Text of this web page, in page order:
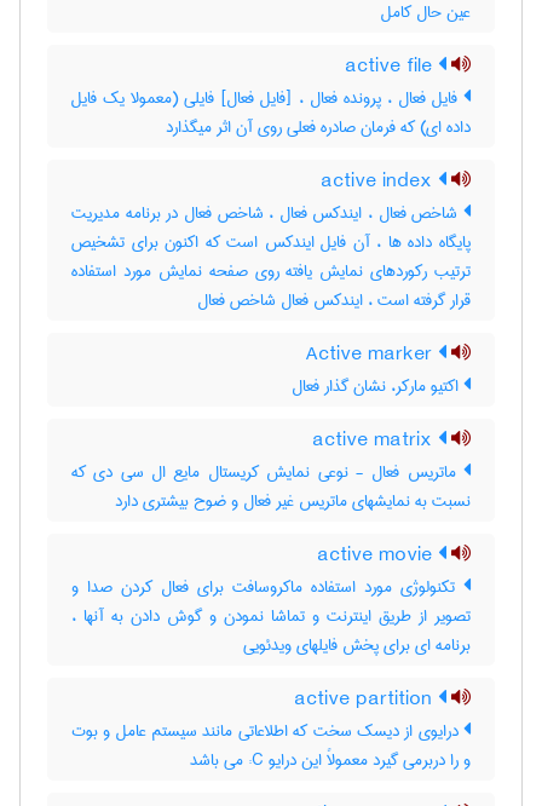
عین حال کامل
فایل فعال ، پرونده فعال ، [فایل فعال] فایلی (معمولا یک فایل
داده ای) که فرمان صادره فعلی روی آن اثر میگذارد
شاخص فعال ، ایندکس فعال ، شاخص فعال در برنامه مدیریت
پایگاه داده ها ، آن فایل ایندکس است که اکنون برای تشخیص
ترتیب رکوردهای نمایش یافته روی صفحه نمایش مورد استفاده
قرار گرفته است ، ایندکس فعال شاخص فعال
اکتیو مارکر، نشان گذار فعال
ماتریس فعال - نوعی نمایش کریستال مایع ال سی دی که
نسبت به نمایشهای ماتریس غیر فعال و ضوح بیشتری دارد
تکنولوژی مورد استفاده ماکروسافت برای فعال کردن صدا و
تصویر از طریق اینترنت و تماشا نمودن و گوش دادن به آنها ،
برنامه ای برای پخش فایلهای ویدئویی
درایوی از دیسک سخت که اطلاعاتی مانند سیستم عامل و بوت
و را دربرمی گیرد معمولاً این درایو C: می باشد